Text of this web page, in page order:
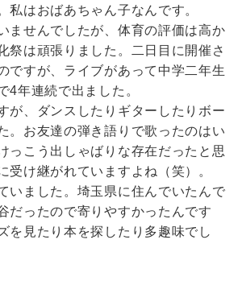
私はおばあちゃん子なんです。
ませんでしたが、体育の評価は高か
祭は頑張りました。二日目に開催さ
ですが、ライブがあって中学二年生
4年連続で出ました。
が、ダンスしたりギターしたりボー
。お友達の弾き語りで歌ったのはい
っこう出しゃばりな存在だったと思
受け継がれていますよね（笑）。
いました。埼玉県に住んでいたんで
だったので寄りやすかったんです
を見たり本を探したり多趣味でし